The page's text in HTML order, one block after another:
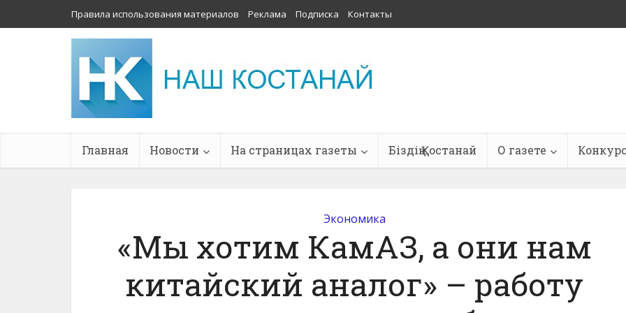
Правила использования материалов Реклама Подписка Контакты
Главная Новости На страницах газеты Біздің Қостанай О газете
Экономика
«Мы хотим КамАЗ, а они нам
китайский аналог» – работу